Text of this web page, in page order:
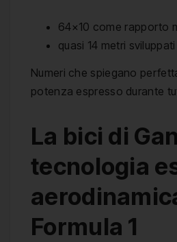
64×10 come rapporto
quasi 14 metri
Numeri che spiegano
potenza espresso durante
La bici di
tecnologia
Formula 1